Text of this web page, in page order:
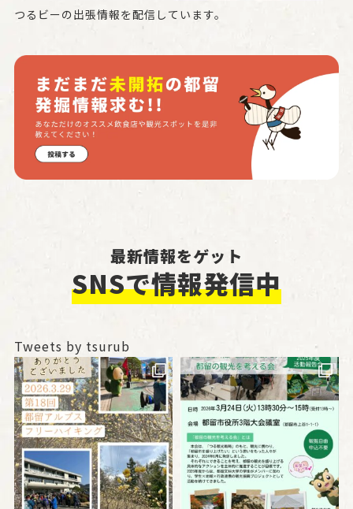
つるビーの出張情報を配信しています。
最新情報をゲット
SNSで情報発信中
Tweets by tsurub